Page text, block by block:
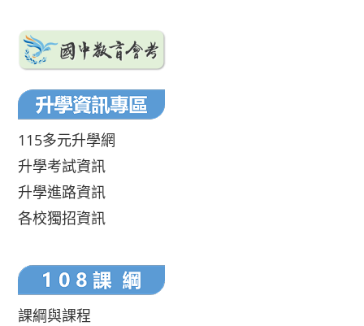
115多元升學網
升學考試資訊
升學進路資訊
各校獨招資訊
課綱與課程